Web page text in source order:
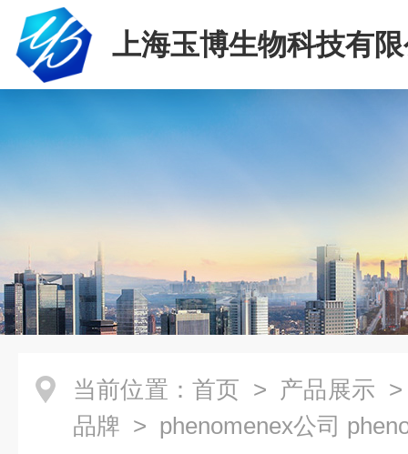
上海玉博生物科技有
当前位置： 首页 > 产品展示
品牌 > phenomenex公司